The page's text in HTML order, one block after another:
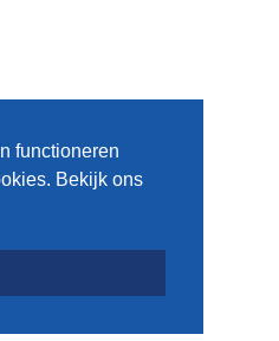
functioneren
Bekijk ons